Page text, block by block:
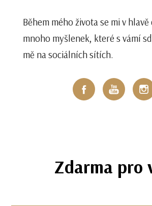
Během mého života se mi v
mnoho myšlenek, které s vámí
mě na sociálních sítích.
Zdarma pro